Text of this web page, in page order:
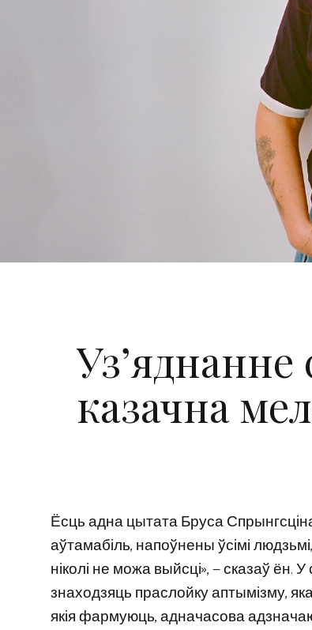
Уз’яднанне
казачна
Ёсць адна цытата Бруса
аўтамабіль, напоўнены ўсімі
ніколі не можа выйсці», — сказаў
знаходзяць праслойку аптымізму,
якія фармуюць, адначасова